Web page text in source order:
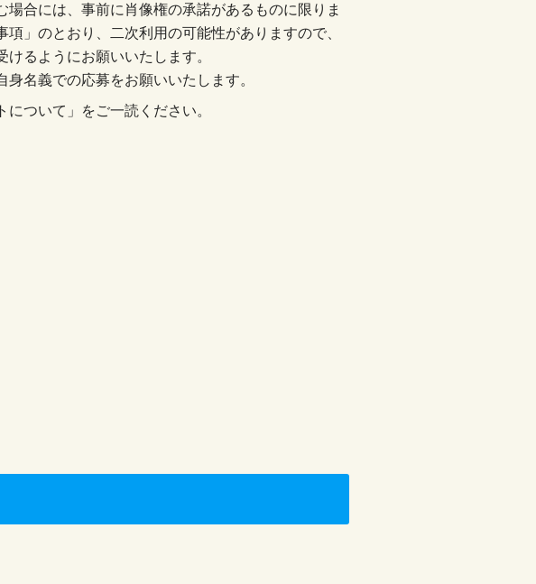
合には、事前に肖像権の承諾があるものに限りま
」のとおり、二次利用の可能性がありますので、
るようにお願いいたします。
名義での応募をお願いいたします。
ついて」をご一読ください。